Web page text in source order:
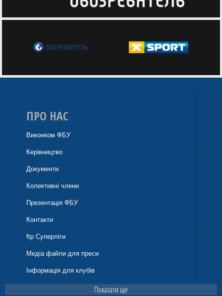
ПРО НАС
Виконком ФБУ
Керівництво
Документи
Колективні члени
Презентація ФБУ
Контакти
ftp Суперліги
Медіа файли для преси
Інформація для клубів
Показати ще